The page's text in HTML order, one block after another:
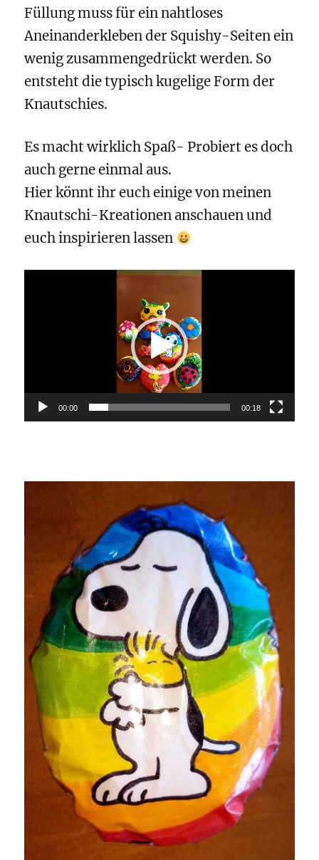
Füllung muss für ein nahtloses
Aneinanderkleben der Squishy-Seiten ein
wenig zusammengedrückt werden. So
entsteht die typisch kugelige Form der
Knautschies.
Es macht wirklich Spaß- Probiert es doch
auch gerne einmal aus.
Hier könnt ihr euch einige von meinen
Knautschi-Kreationen anschauen und
euch inspirieren lassen
00:00 00:18